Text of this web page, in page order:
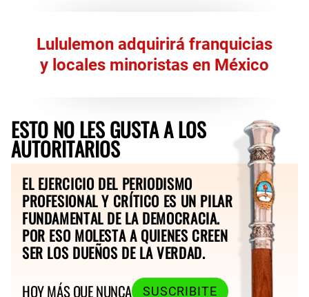
Lululemon adquirirá franquicias
y locales minoristas en México
ESTO NO LES GUSTA A LOS
AUTORITARIOS
EL EJERCICIO DEL PERIODISMO
PROFESIONAL Y CRÍTICO ES UN PILAR
FUNDAMENTAL DE LA DEMOCRACIA.
POR ESO MOLESTA A QUIENES CREEN
SER LOS DUEÑOS DE LA VERDAD.
HOY MÁS QUE NUNCA
SUSCRIBITE